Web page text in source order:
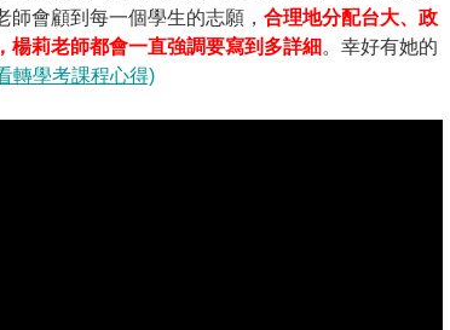
師會顧到每一個學生的志願， 合理地分配台大、政
楊莉老師都會一直強調要寫到多詳細 。幸好有她的
轉學考課程心得)